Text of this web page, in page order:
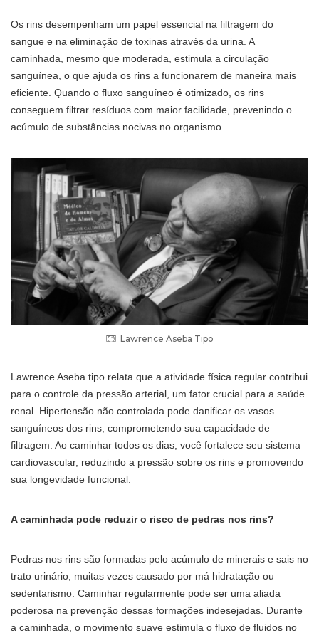
Os rins desempenham um papel essencial na filtragem do
sangue e na eliminação de toxinas através da urina. A
caminhada, mesmo que moderada, estimula a circulação
sanguínea, o que ajuda os rins a funcionarem de maneira mais
eficiente. Quando o fluxo sanguíneo é otimizado, os rins
conseguem filtrar resíduos com maior facilidade, prevenindo o
acúmulo de substâncias nocivas no organismo.
Lawrence Aseba Tipo
Lawrence Aseba tipo relata que a atividade física regular contribui
para o controle da pressão arterial, um fator crucial para a saúde
renal. Hipertensão não controlada pode danificar os vasos
sanguíneos dos rins, comprometendo sua capacidade de
filtragem. Ao caminhar todos os dias, você fortalece seu sistema
cardiovascular, reduzindo a pressão sobre os rins e promovendo
sua longevidade funcional.
A caminhada pode reduzir o risco de pedras nos rins?
Pedras nos rins são formadas pelo acúmulo de minerais e sais no
trato urinário, muitas vezes causado por má hidratação ou
sedentarismo. Caminhar regularmente pode ser uma aliada
poderosa na prevenção dessas formações indesejadas. Durante
a caminhada, o movimento suave estimula o fluxo de fluidos no